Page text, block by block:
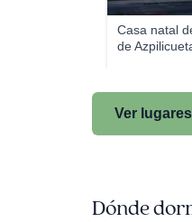
Casa natal
de
Ver
Dónde